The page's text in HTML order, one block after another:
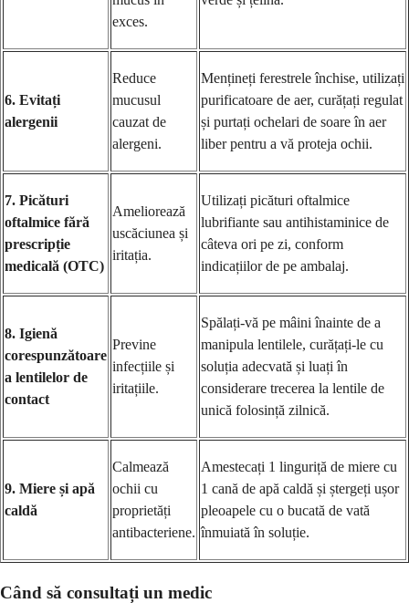
exces.
6. Evitați
alergenii
Reduce
mucusul
cauzat de
alergeni.
Mențineți ferestrele închise, utilizați
purificatoare de aer, curățați regulat
și purtați ochelari de soare în aer
liber pentru a vă proteja ochii.
7. Picături
oftalmice fără
prescripție
medicală (OTC)
Ameliorează
uscăciunea și
iritația.
Utilizați picături oftalmice
lubrifiante sau antihistaminice de
câteva ori pe zi, conform
indicațiilor de pe ambalaj.
8. Igienă
corespunzătoare
a lentilelor de
contact
Previne
infecțiile și
iritațiile.
Spălați-vă pe mâini înainte de a
manipula lentilele, curățați-le cu
soluția adecvată și luați în
considerare trecerea la lentile de
unică folosință zilnică.
9. Miere și apă
caldă
Calmează
ochii cu
proprietăți
antibacteriene.
Amestecați 1 linguriță de miere cu
1 cană de apă caldă și ștergeți ușor
pleoapele cu o bucată de vată
înmuiată în soluție.
Când să consultați un medic